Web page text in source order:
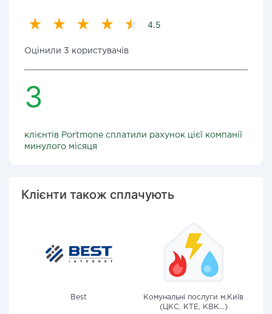
4.5
Оцінили 3 користувачів
3
клієнтів Portmone сплатили рахунок цієї компанії
минулого місяця
Клієнти також сплачують
Best
Комунальні послуги м.Київ
(ЦКС, КТЕ, КВК...)